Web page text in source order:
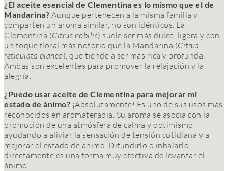
¿El aceite esencial de Clementina es lo mismo que el de
Mandarina? Aunque pertenecen a la misma familia y
comparten un aroma similar, no son idénticos. La
Clementina (Citrus nobilis) suele ser más dulce, ligera y con
un toque floral más notorio que la Mandarina (Citrus
reticulata blanco), que tiende a ser más rica y profunda.
Ambas son excelentes para promover la relajación y la
alegría.
¿Puedo usar aceite de Clementina para mejorar mi
estado de ánimo? ¡Absolutamente! Es uno de sus usos más
reconocidos en aromaterapia. Su aroma se asocia con la
promoción de una atmósfera de calma y optimismo,
ayudando a aliviar la sensación de tensión cotidiana y a
mejorar el estado de ánimo. Difundirlo o inhalarlo
directamente es una forma muy efectiva de levantar el
ánimo.